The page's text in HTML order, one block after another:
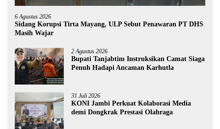
6 Agustus 2026
Sidang Korupsi Tirta Mayang, ULP Sebut Penawaran PT DHS
Masih Wajar
2 Agustus 2026
Bupati Tanjabtim Instruksikan Camat Siaga
Penuh Hadapi Ancaman Karhutla
31 Juli 2026
KONI Jambi Perkuat Kolaborasi Media
demi Dongkrak Prestasi Olahraga